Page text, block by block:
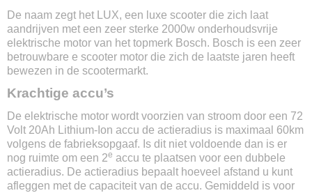
Afmetingen
178 x 69 x 113 cm
Actieradius
1 accu 60 km / 2 accu's 120 km
Lithium-ion
Accu capaciteit
20000 mAh
Optie voor 2e accu
Ja
Max. oplaadtijd
6 uur
De naam zegt het LUX, een luxe scooter die zich laat
aandrijven met een zeer sterke 2000w onderhoudsvrije
elektrische motor van het topmerk Bosch. Bosch is een zeer
betrouwbare e scooter motor die zich de laatste jaren heeft
bewezen in de scootermarkt.
Krachtige accu’s
De elektrische motor wordt voorzien van stroom door een 72
Volt 20Ah Lithium-Ion accu de actieradius is maximaal 60km
volgens de fabrieksopgaaf. Is dit niet voldoende dan is er
nog ruimte om een 2e accu te plaatsen voor een dubbele
actieradius. De actieradius bepaalt hoeveel afstand u kunt
afleggen met de capaciteit van de accu. Gemiddeld is voor